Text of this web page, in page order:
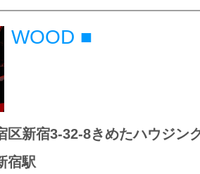
WOOD ■
区新宿3-32-8きめたハウジン
宿駅